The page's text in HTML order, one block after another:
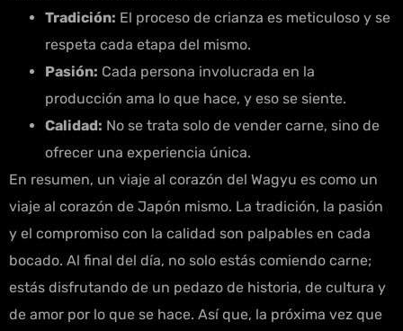
Tradición: El proceso de crianza es meticuloso y se
respeta cada etapa del mismo.
Pasión: Cada persona involucrada en la
producción ama lo que hace, y eso se siente.
Calidad: No se trata solo de vender carne, sino de
ofrecer una experiencia única.
En resumen, un viaje al corazón del Wagyu es como un
viaje al corazón de Japón mismo. La tradición, la pasión
y el compromiso con la calidad son palpables en cada
bocado. Al final del día, no solo estás comiendo carne;
estás disfrutando de un pedazo de historia, de cultura y
de amor por lo que se hace. Así que, la próxima vez que